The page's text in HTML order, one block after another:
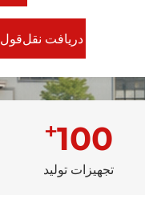
دریافت نقل‌قول
100
+
تجهیزات تولید